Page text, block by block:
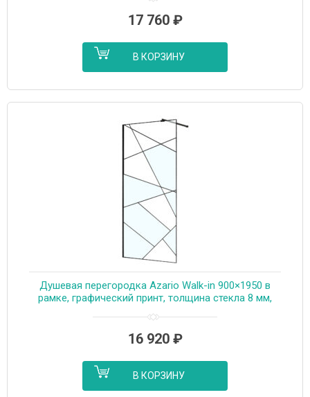
17 760 ₽
В КОРЗИНУ
Душевая перегородка Azario Walk-in 900×1950 в
рамке, графический принт, толщина стекла 8 мм,
16 920 ₽
В КОРЗИНУ